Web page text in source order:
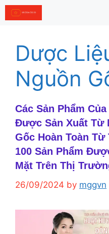
Skip
to
Dược
Nguồn
Các Sản Phẩm
Được Sản Xuất Từ
Gốc Hoàn Toàn
100 Sản Phẩm
Mặt Trên Thị
26/09/2024 by mggvn